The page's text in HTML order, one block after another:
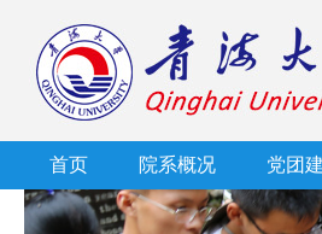
首页 院系概况 党团